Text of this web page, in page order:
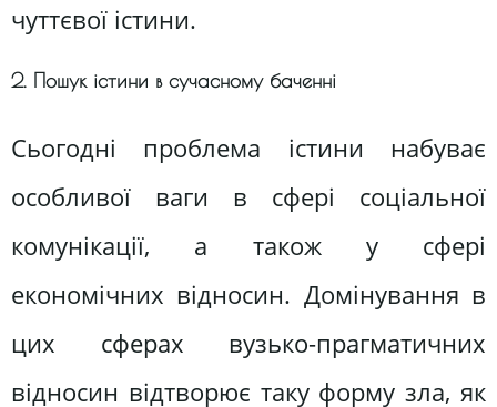
чуттєвої істини.
2. Пошук істини в сучасному баченні
Сьогодні проблема істини набуває
особливої ваги в сфері соціальної
комунікації, а також у сфері
економічних відносин. Домінування в
цих сферах вузько-прагматичних
відносин відтворює таку форму зла, як